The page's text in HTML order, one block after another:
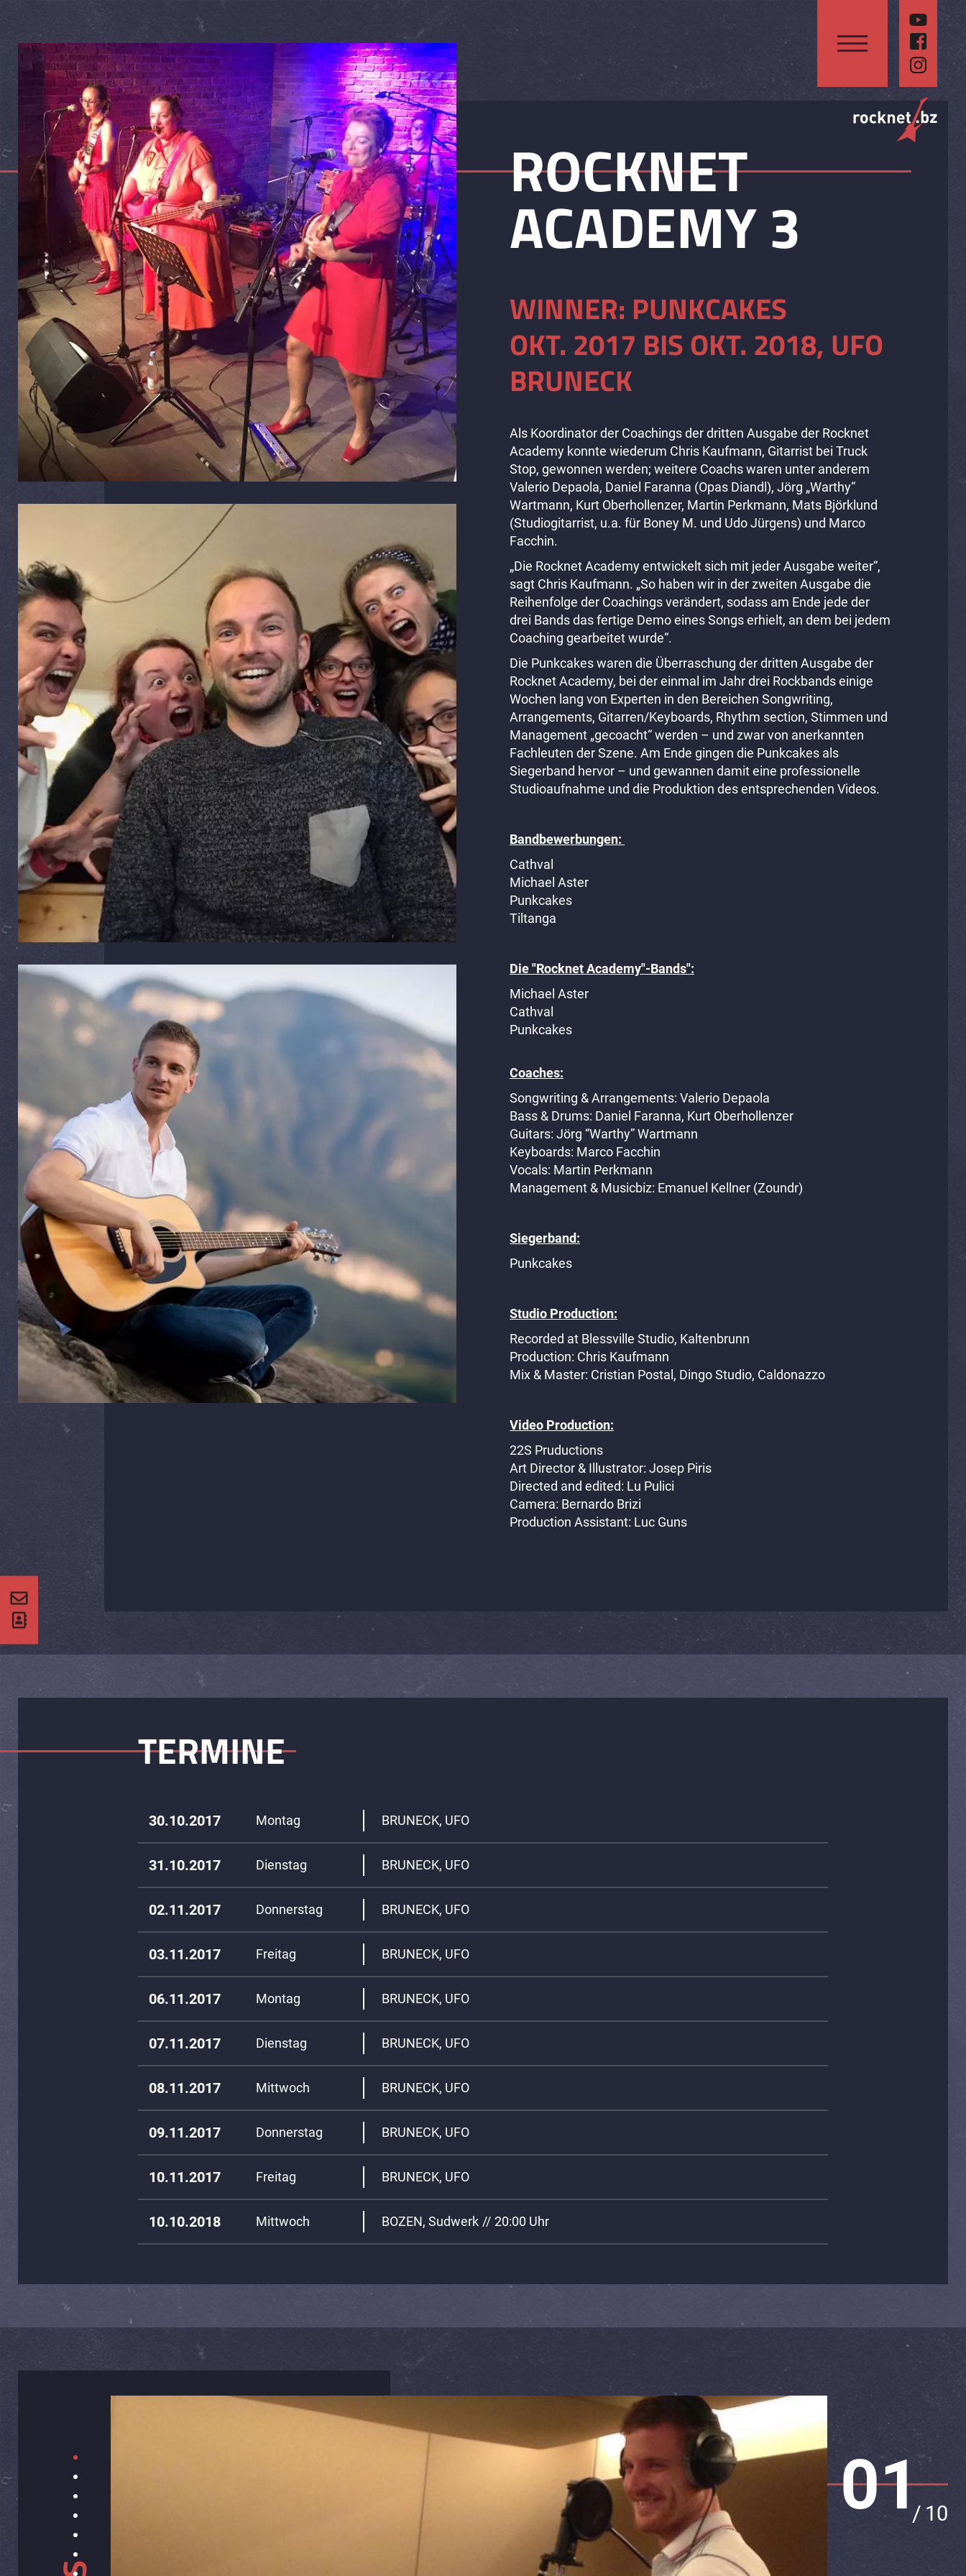
ROCKNET
ACADEMY 3
WINNER: PUNKCAKES
OKT. 2017 BIS OKT. 2018, UFO
BRUNECK
Als Koordinator der Coachings der dritten Ausgabe der Rocknet
Academy konnte wiederum Chris Kaufmann, Gitarrist bei Truck
Stop, gewonnen werden; weitere Coachs waren unter anderem
Valerio Depaola, Daniel Faranna (Opas Diandl), Jörg „Warthy“
Wartmann, Kurt Oberhollenzer, Martin Perkmann, Mats Björklund
(Studiogitarrist, u.a. für Boney M. und Udo Jürgens) und Marco
Facchin.
„Die Rocknet Academy entwickelt sich mit jeder Ausgabe weiter“,
sagt Chris Kaufmann. „So haben wir in der zweiten Ausgabe die
Reihenfolge der Coachings verändert, sodass am Ende jede der
drei Bands das fertige Demo eines Songs erhielt, an dem bei jedem
Coaching gearbeitet wurde“.
Die Punkcakes waren die Überraschung der dritten Ausgabe der
Rocknet Academy, bei der einmal im Jahr drei Rockbands einige
Wochen lang von Experten in den Bereichen Songwriting,
Arrangements, Gitarren/Keyboards, Rhythm section, Stimmen und
Management „gecoacht“ werden – und zwar von anerkannten
Fachleuten der Szene. Am Ende gingen die Punkcakes als
Siegerband hervor – und gewannen damit eine professionelle
Studioaufnahme und die Produktion des entsprechenden Videos.
Bandbewerbungen:
Cathval
Michael Aster
Punkcakes
Tiltanga
Die "Rocknet Academy"-Bands":
Michael Aster
Cathval
Punkcakes
Coaches:
Songwriting & Arrangements: Valerio Depaola
Bass & Drums: Daniel Faranna, Kurt Oberhollenzer
Guitars: Jörg “Warthy” Wartmann
Keyboards: Marco Facchin
Vocals: Martin Perkmann
Management & Musicbiz: Emanuel Kellner (Zoundr)
Siegerband:
Punkcakes
Studio Production:
Recorded at Blessville Studio, Kaltenbrunn
Production: Chris Kaufmann
Mix & Master: Cristian Postal, Dingo Studio, Caldonazzo
Video Production:
22S Pruductions
Art Director & Illustrator: Josep Piris
Directed and edited: Lu Pulici
Camera: Bernardo Brizi
Production Assistant: Luc Guns
TERMINE
30.10.2017 Montag BRUNECK, UFO
31.10.2017 Dienstag BRUNECK, UFO
02.11.2017 Donnerstag BRUNECK, UFO
03.11.2017 Freitag BRUNECK, UFO
06.11.2017 Montag BRUNECK, UFO
07.11.2017 Dienstag BRUNECK, UFO
08.11.2017 Mittwoch BRUNECK, UFO
09.11.2017 Donnerstag BRUNECK, UFO
10.11.2017 Freitag BRUNECK, UFO
10.10.2018 Mittwoch BOZEN, Sudwerk // 20:00 Uhr
01
/ 10